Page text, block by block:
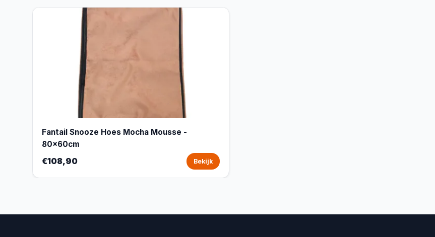
Fantail Snooze Hoes Mocha Mousse -
80x60cm
€108,90 Bekijk